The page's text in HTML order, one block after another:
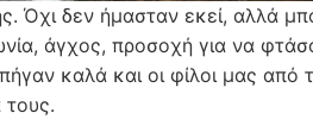
Όχι δεν ήμασταν εκεί, αλλά
άγχος, προσοχή για να
καλά και οι φίλοι μας από